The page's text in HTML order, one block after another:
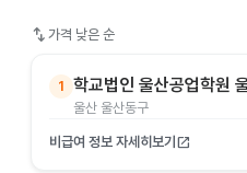
swap_vert 가격 낮은 순
1
울산 울산동구
비급여 정보 자세히보기 open_in_new